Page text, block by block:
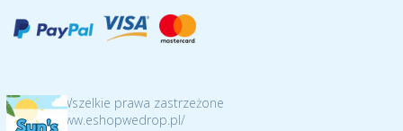
© 2026 Wszelkie prawa zastrzeżone
https://www.eshopwedrop.pl/